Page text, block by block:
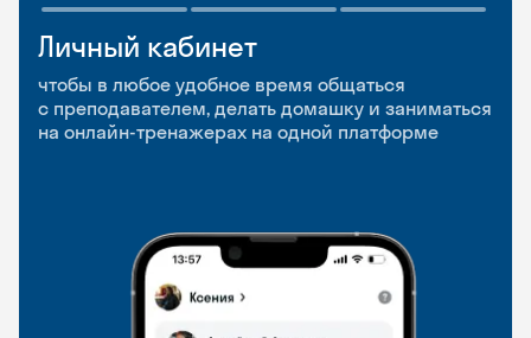
Личный кабинет
чтобы в любое удобное время общаться
с преподавателем, делать домашку и заниматься
на онлайн-тренажерах на одной платформе
Мобильное
приложение
чтобы заниматься и изучать новые слова где
и когда удобно
Разговорные клубы
и Talks
Групповые занятия для разговорной практики
и индивидуальные встречи с преподавателями